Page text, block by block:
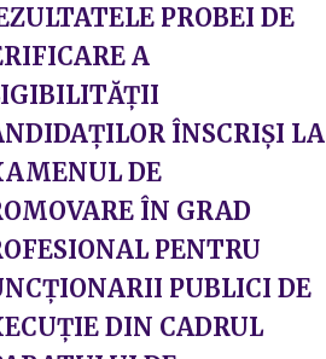
PROBEI DE
A
ÎNSCRIȘI LA
DE
ÎN GRAD
PENTRU
PUBLICI DE
DIN CADRUL